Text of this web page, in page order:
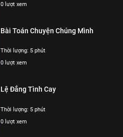
0 lượt xem
Bài Toán Chuyện Chúng Mình
Thời lượng: 5 phút
0 lượt xem
Lệ Đắng Tình Cay
Thời lượng: 5 phút
0 lượt xem